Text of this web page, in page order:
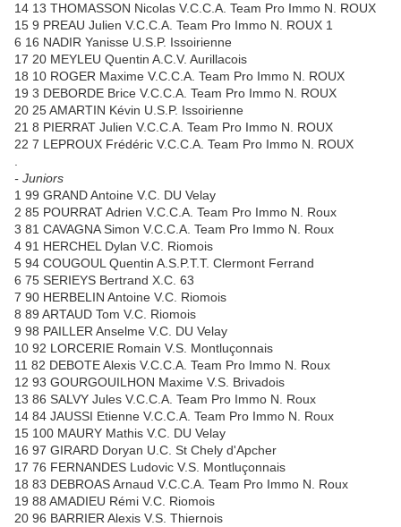
14 13 THOMASSON Nicolas V.C.C.A. Team Pro Immo N. ROUX
15 9 PREAU Julien V.C.C.A. Team Pro Immo N. ROUX 1
6 16 NADIR Yanisse U.S.P. Issoirienne
17 20 MEYLEU Quentin A.C.V. Aurillacois
18 10 ROGER Maxime V.C.C.A. Team Pro Immo N. ROUX
19 3 DEBORDE Brice V.C.C.A. Team Pro Immo N. ROUX
20 25 AMARTIN Kévin U.S.P. Issoirienne
21 8 PIERRAT Julien V.C.C.A. Team Pro Immo N. ROUX
22 7 LEPROUX Frédéric V.C.C.A. Team Pro Immo N. ROUX
- Juniors
1 99 GRAND Antoine V.C. DU Velay
2 85 POURRAT Adrien V.C.C.A. Team Pro Immo N. Roux
3 81 CAVAGNA Simon V.C.C.A. Team Pro Immo N. Roux
4 91 HERCHEL Dylan V.C. Riomois
5 94 COUGOUL Quentin A.S.P.T.T. Clermont Ferrand
6 75 SERIEYS Bertrand X.C. 63
7 90 HERBELIN Antoine V.C. Riomois
8 89 ARTAUD Tom V.C. Riomois
9 98 PAILLER Anselme V.C. DU Velay
10 92 LORCERIE Romain V.S. Montluçonnais
11 82 DEBOTE Alexis V.C.C.A. Team Pro Immo N. Roux
12 93 GOURGOUILHON Maxime V.S. Brivadois
13 86 SALVY Jules V.C.C.A. Team Pro Immo N. Roux
14 84 JAUSSI Etienne V.C.C.A. Team Pro Immo N. Roux
15 100 MAURY Mathis V.C. DU Velay
16 97 GIRARD Doryan U.C. St Chely d'Apcher
17 76 FERNANDES Ludovic V.S. Montluçonnais
18 83 DEBROAS Arnaud V.C.C.A. Team Pro Immo N. Roux
19 88 AMADIEU Rémi V.C. Riomois
20 96 BARRIER Alexis V.S. Thiernois